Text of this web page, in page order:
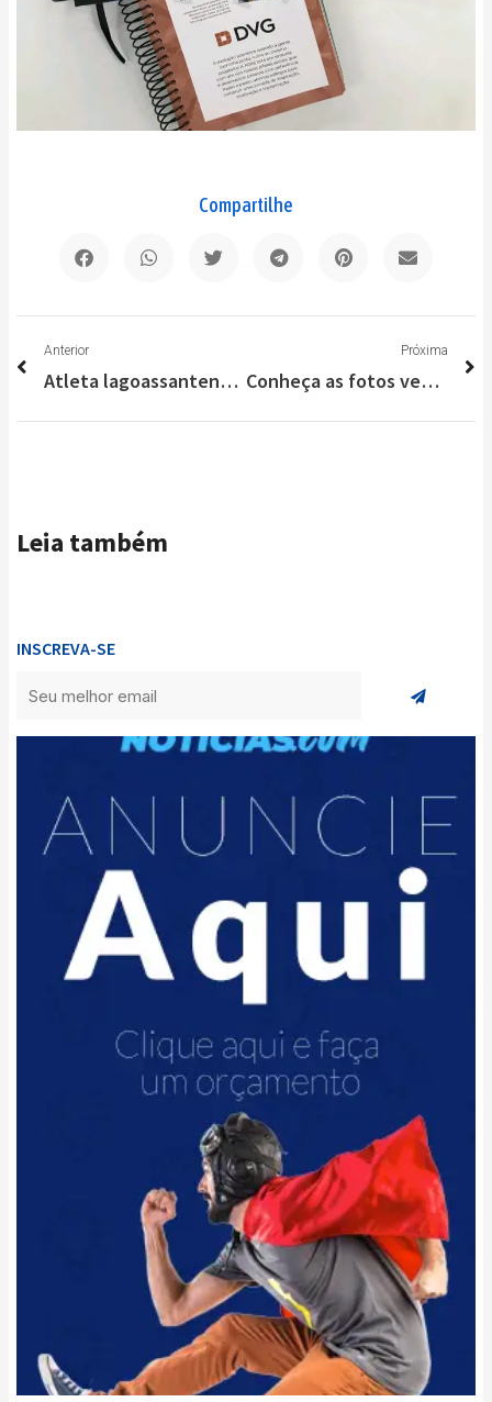
Compartilhe
Anterior
Atleta lagoassantense é campeã brasileira de Mountain Bike 2022
Próxima
Conheça as fotos vencedoras do concurso “Descobrindo Lagoa Santa”
Leia também
INSCREVA-SE